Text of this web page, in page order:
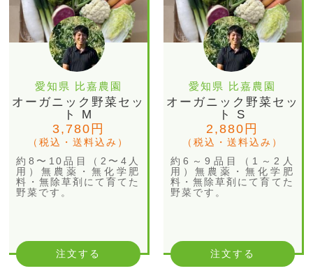
愛知県 比嘉農園
オーガニック野菜セッ
ト M
3,780円
（税込・送料込み）
約8〜10品目（2〜4人
用）無農薬・無化学肥
料・無除草剤にて育てた
野菜です。
注文する
愛知県 比嘉農園
オーガニック野菜セッ
ト S
2,880円
（税込・送料込み）
約6～9品目（1～2人
用）無農薬・無化学肥
料・無除草剤にて育てた
野菜です。
注文する